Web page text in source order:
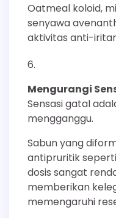
Oatmeal koloid,
senyawa
aktivitas anti-
Mengurangi
Sensasi gatal
mengganggu.
Sabun yang
antipruritik
dosis sangat
memberikan
memengaruhi